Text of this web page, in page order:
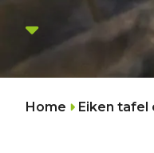
Home Eiken tafel